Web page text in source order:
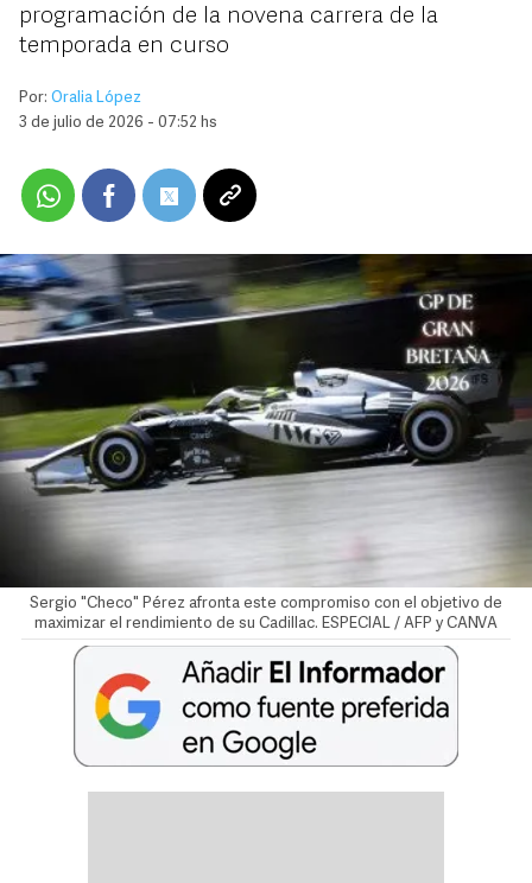
programación de la novena carrera de la
temporada en curso
Por: Oralia López
3 de julio de 2026 - 07:52 hs
Sergio "Checo" Pérez afronta este compromiso con el objetivo de
maximizar el rendimiento de su Cadillac. ESPECIAL / AFP y CANVA